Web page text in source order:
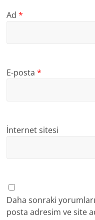
Ad*
E-posta*
İnternet sitesi
Daha sonraki
posta adresim ve site